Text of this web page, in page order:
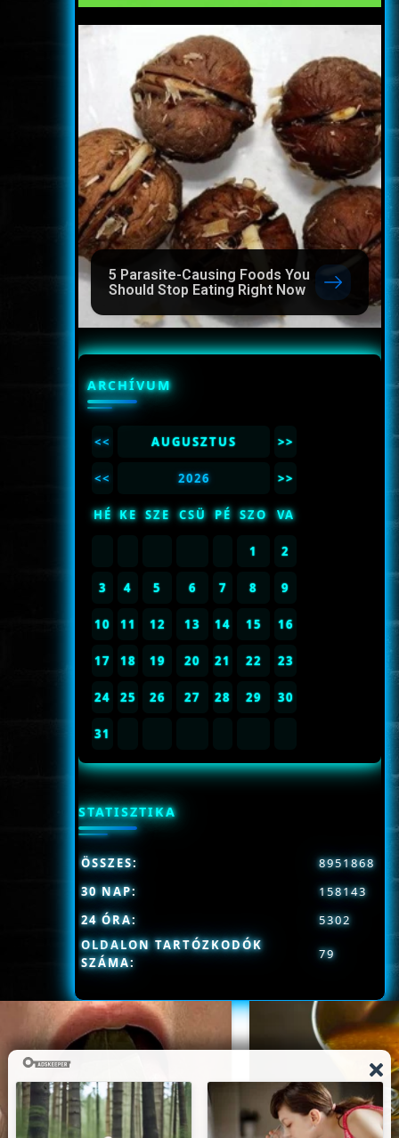
5 Parasite-Causing Foods You
Should Stop Eating Right Now
ARCHÍVUM
<< AUGUSZTUS >>
<< 2026 >>
HÉ KE SZE CSÜ PÉ SZO VA
1 2
3 4 5 6 7 8 9
10 11 12 13 14 15 16
17 18 19 20 21 22 23
24 25 26 27 28 29 30
31
STATISZTIKA
OLDALON TARTÓZKODÓK
SZÁMA:
79
ÖSSZES:
8951868
30 NAP:
158143
24 ÓRA:
5302